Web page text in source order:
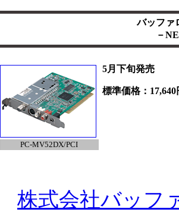
バッファ
－
PC-MV52DX/PCI
5月下旬発売
標準価格：17,640
株式会社バッフ